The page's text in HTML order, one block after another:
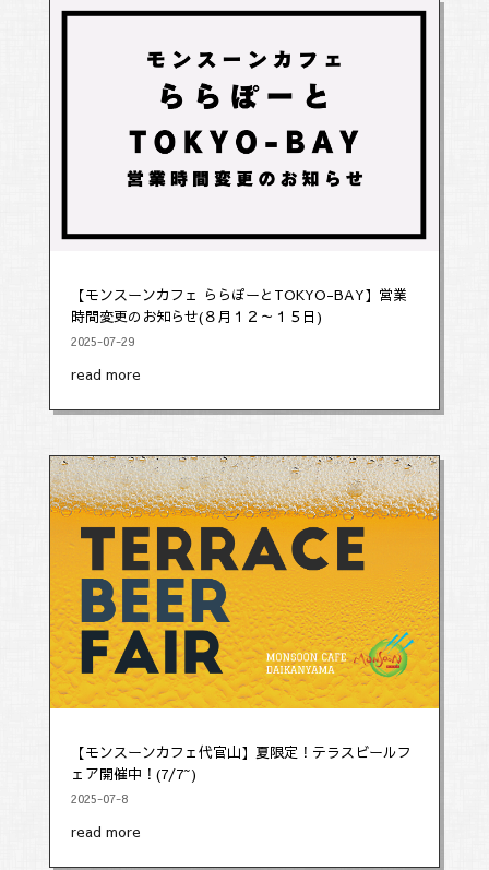
【モンスーンカフェ ららぽーとTOKYO-BAY】営業
時間変更のお知らせ(８月１２～１５日)
2025-07-29
read more
【モンスーンカフェ代官山】夏限定！テラスビールフ
ェア開催中！(7/7~)
2025-07-8
read more